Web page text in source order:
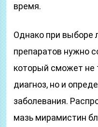
время.
Однако при выборе
препаратов нужно
который сможет не
диагноз, но и
заболевания.
мазь мирамистин